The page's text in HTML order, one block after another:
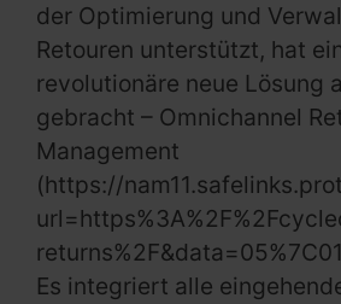
der Optimierung und
Retouren unterstützt, hat
revolutionäre neue Lösung
gebracht – Omnichannel
Management
(https://
Es integriert alle